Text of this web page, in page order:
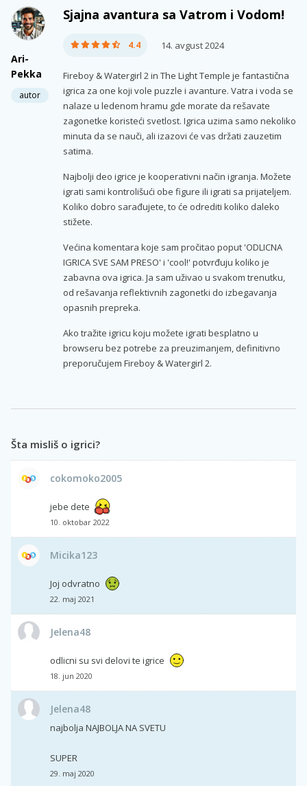
Ari-
Pekka
autor
Sjajna avantura sa Vatrom i Vodom!
4.4 14. avgust 2024
Fireboy & Watergirl 2 in The Light Temple je fantastična
igrica za one koji vole puzzle i avanture. Vatra i voda se
nalaze u ledenom hramu gde morate da rešavate
zagonetke koristeći svetlost. Igrica uzima samo nekoliko
minuta da se nauči, ali izazovi će vas držati zauzetim
satima.
Najbolji deo igrice je kooperativni način igranja. Možete
igrati sami kontrolišući obe figure ili igrati sa prijateljem.
Koliko dobro sarađujete, to će odrediti koliko daleko
stižete.
Većina komentara koje sam pročitao poput 'ODLICNA
IGRICA SVE SAM PRESO' i 'cool!' potvrđuju koliko je
zabavna ova igrica. Ja sam uživao u svakom trenutku,
od rešavanja reflektivnih zagonetki do izbegavanja
opasnih prepreka.
Ako tražite igricu koju možete igrati besplatno u
browseru bez potrebe za preuzimanjem, definitivno
preporučujem Fireboy & Watergirl 2.
Šta misliš o igrici?
cokomoko2005
jebe dete
10. oktobar 2022
Micika123
Joj odvratno
22. maj 2021
Jelena48
odlicni su svi delovi te igrice
18. jun 2020
Jelena48
najbolja NAJBOLJA NA SVETU
SUPER
29. maj 2020